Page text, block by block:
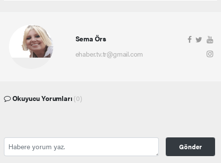
Sema Örs
ehaber.tv.tr@gmail.com
Okuyucu Yorumları (0)
Gönder